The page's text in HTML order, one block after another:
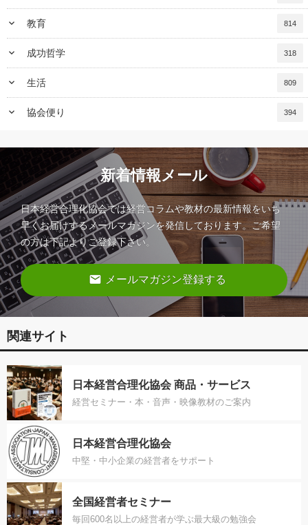
keyboard_arrow_down 教育 814
keyboard_arrow_down 成功哲学 318
keyboard_arrow_down 生活 809
keyboard_arrow_down 協会便り 394
新着情報メール
日本経営合理化協会では経営コラムや教材の最新情報をいち
早くお届けするメールマガジンを発信しております。ご希望
の方は下記よりご登録下さい。
email メールマガジン登録する
関連サイト
日本経営合理化協会 商品・サービス
経営セミナー・本・音声・映像教材のご案内
日本経営合理化協会
中堅・中小企業の経営者をサポート
全国経営者セミナー
毎回600名以上の経営者が学ぶ最大級の勉強会